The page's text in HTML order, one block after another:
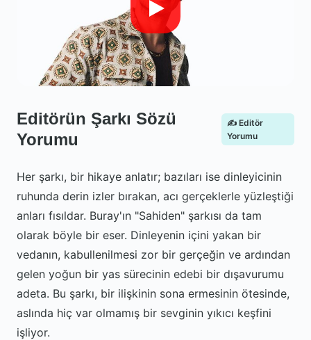
Editörün Şarkı Sözü
Yorumu
✍️ Editör
Yorumu
Her şarkı, bir hikaye anlatır; bazıları ise dinleyicinin
ruhunda derin izler bırakan, acı gerçeklerle yüzleştiği
anları fısıldar. Buray'ın "Sahiden" şarkısı da tam
olarak böyle bir eser. Dinleyenin içini yakan bir
vedanın, kabullenilmesi zor bir gerçeğin ve ardından
gelen yoğun bir yas sürecinin edebi bir dışavurumu
adeta. Bu şarkı, bir ilişkinin sona ermesinin ötesinde,
aslında hiç var olmamış bir sevginin yıkıcı keşfini
işliyor.